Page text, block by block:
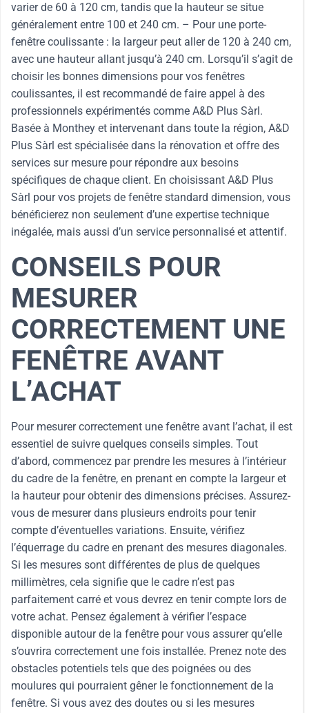
varier de 60 à 120 cm, tandis que la hauteur se situe
généralement entre 100 et 240 cm. – Pour une porte-
fenêtre coulissante : la largeur peut aller de 120 à 240 cm,
avec une hauteur allant jusqu’à 240 cm. Lorsqu’il s’agit de
choisir les bonnes dimensions pour vos fenêtres
coulissantes, il est recommandé de faire appel à des
professionnels expérimentés comme A&D Plus Sàrl.
Basée à Monthey et intervenant dans toute la région, A&D
Plus Sàrl est spécialisée dans la rénovation et offre des
services sur mesure pour répondre aux besoins
spécifiques de chaque client. En choisissant A&D Plus
Sàrl pour vos projets de fenêtre standard dimension, vous
bénéficierez non seulement d’une expertise technique
inégalée, mais aussi d’un service personnalisé et attentif.
CONSEILS POUR
MESURER
CORRECTEMENT UNE
FENÊTRE AVANT
L’ACHAT
Pour mesurer correctement une fenêtre avant l’achat, il est
essentiel de suivre quelques conseils simples. Tout
d’abord, commencez par prendre les mesures à l’intérieur
du cadre de la fenêtre, en prenant en compte la largeur et
la hauteur pour obtenir des dimensions précises. Assurez-
vous de mesurer dans plusieurs endroits pour tenir
compte d’éventuelles variations. Ensuite, vérifiez
l’équerrage du cadre en prenant des mesures diagonales.
Si les mesures sont différentes de plus de quelques
millimètres, cela signifie que le cadre n’est pas
parfaitement carré et vous devrez en tenir compte lors de
votre achat. Pensez également à vérifier l’espace
disponible autour de la fenêtre pour vous assurer qu’elle
s’ouvrira correctement une fois installée. Prenez note des
obstacles potentiels tels que des poignées ou des
moulures qui pourraient gêner le fonctionnement de la
fenêtre. Si vous avez des doutes ou si les mesures